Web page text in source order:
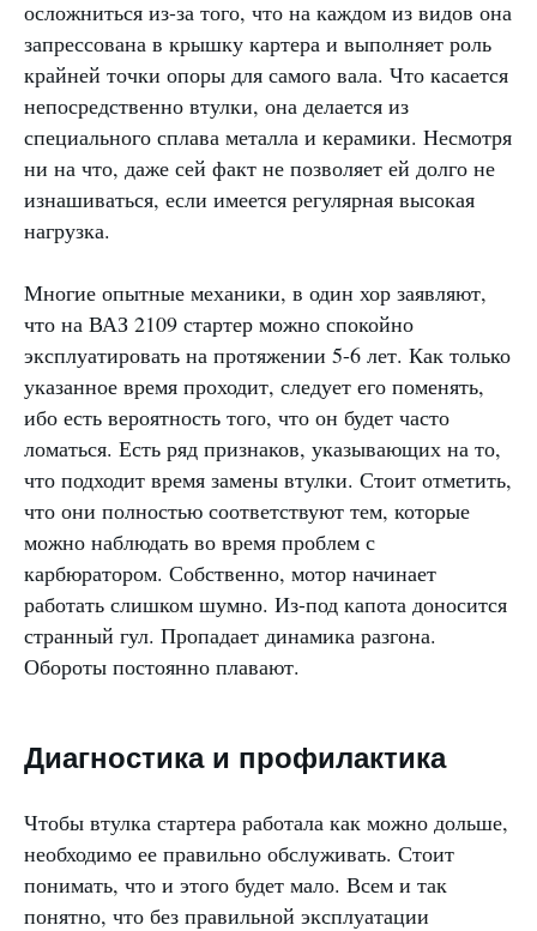
осложниться из-за того, что на каждом из видов она
запрессована в крышку картера и выполняет роль
крайней точки опоры для самого вала. Что касается
непосредственно втулки, она делается из
специального сплава металла и керамики. Несмотря
ни на что, даже сей факт не позволяет ей долго не
изнашиваться, если имеется регулярная высокая
нагрузка.
Многие опытные механики, в один хор заявляют,
что на ВАЗ 2109 стартер можно спокойно
эксплуатировать на протяжении 5-6 лет. Как только
указанное время проходит, следует его поменять,
ибо есть вероятность того, что он будет часто
ломаться. Есть ряд признаков, указывающих на то,
что подходит время замены втулки. Стоит отметить,
что они полностью соответствуют тем, которые
можно наблюдать во время проблем с
карбюратором. Собственно, мотор начинает
работать слишком шумно. Из-под капота доносится
странный гул. Пропадает динамика разгона.
Обороты постоянно плавают.
Диагностика и профилактика
Чтобы втулка стартера работала как можно дольше,
необходимо ее правильно обслуживать. Стоит
понимать, что и этого будет мало. Всем и так
понятно, что без правильной эксплуатации